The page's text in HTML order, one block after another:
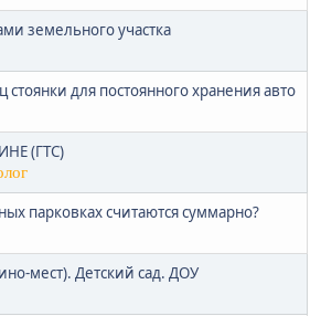
земельного участка
стоянки для постоянного хранения авто
(ГТС)
парковках считаются суммарно?
мест). Детский сад. ДОУ